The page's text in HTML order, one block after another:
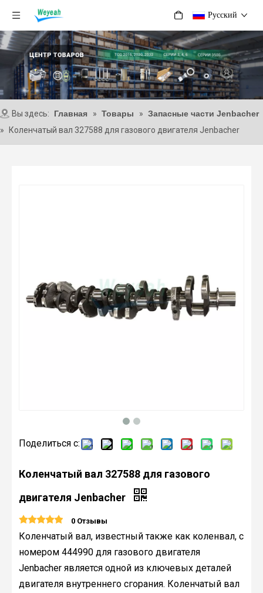
Pусский
Вы здесь: Главная » Товары » Запасные части Jenbacher
»
Коленчатый вал 327588 для газового двигателя Jenbacher
Поделиться с:
Коленчатый вал 327588 для газового
двигателя Jenbacher
0 Отзывы
Коленчатый вал, известный также как коленвал, с
номером 444990 для газового двигателя
Jenbacher является одной из ключевых деталей
двигателя внутреннего сгорания. Коленчатый вал